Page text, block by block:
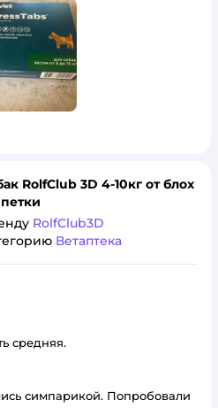
RolfClub 3D 4-10кг от блох
RolfClub3D
Ветаптека
средняя.
симпарикой. Попробовали